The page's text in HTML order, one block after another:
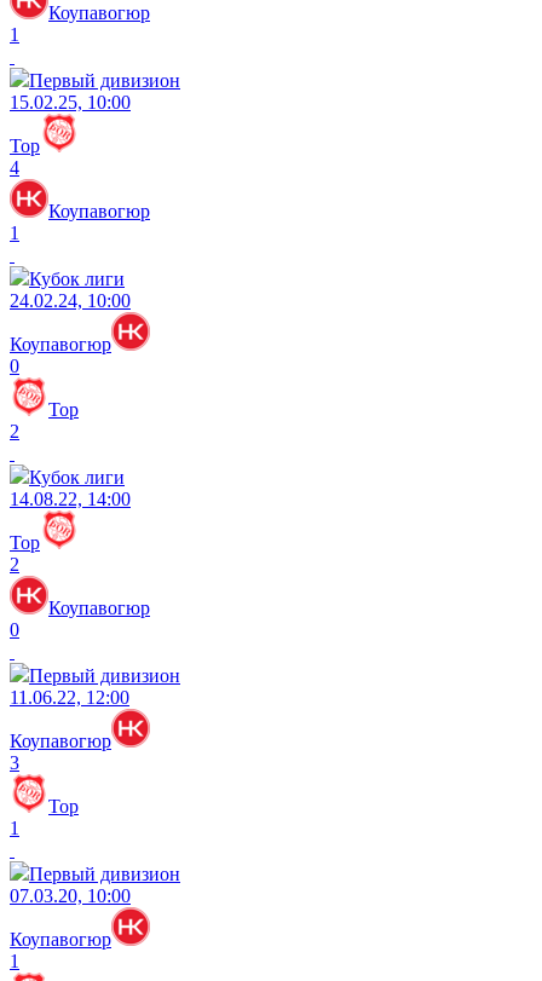
Коупавогюр
1
Первый дивизион
15.02.25, 10:00
Тор
4
Коупавогюр
1
Кубок лиги
24.02.24, 10:00
Коупавогюр
0
Тор
2
Кубок лиги
14.08.22, 14:00
Тор
2
Коупавогюр
0
Первый дивизион
11.06.22, 12:00
Коупавогюр
3
Тор
1
Первый дивизион
07.03.20, 10:00
Коупавогюр
1